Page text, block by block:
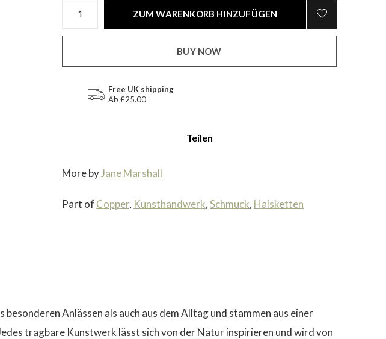
ZUM WARENKORB HINZUFÜGEN
BUY NOW
Free UK shipping
Ab £25.00
Teilen
More byJane Marshall
Part of Copper, Kunsthandwerk,Schmuck, Halsketten
Anlässen als auch aus dem Alltag und stammen aus einer
tragbare Kunstwerk lässt sich von der Natur inspirieren und wird von